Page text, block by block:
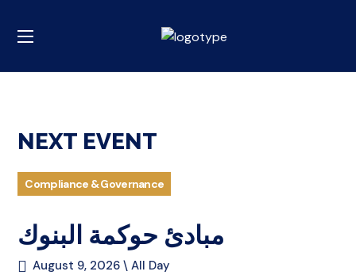
NEXT EVENT
Compliance & Governance
مبادئ حوكمة البنوك
August 9, 2026 \ All Day